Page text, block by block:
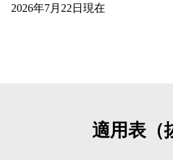
2026年7月22日現在
適用表（